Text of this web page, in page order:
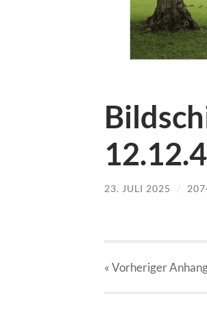
23. JULI 2025 /
« Vorheriger